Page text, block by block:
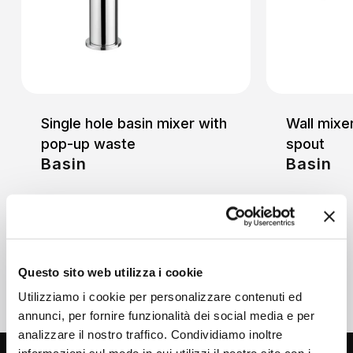
Questo sito web utilizza i cookie
Utilizziamo i cookie per personalizzare contenuti ed
annunci, per fornire funzionalità dei social media e per
analizzare il nostro traffico. Condividiamo inoltre
Single hole basin mixer with
pop-up waste
Basin
Wall
spout
Basin